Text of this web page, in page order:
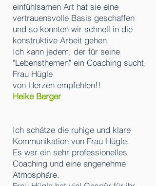
einfühlsamen Art hat sie eine
vertrauensvolle Basis geschaffen
und so konnten wir schnell in die
konstruktive Arbeit gehen.
Ich kann jedem, der für seine
"Lebensthemen" ein Coaching sucht,
Frau Hügle
von Herzen empfehlen!!
Heike Berger
Ich schätze die ruhige und klare
Kommunikation von Frau Hügle.
Es war ein sehr professionelles
Coaching und eine angenehme
Atmosphäre.